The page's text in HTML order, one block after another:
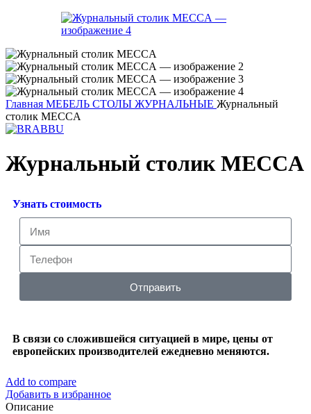
Главная МЕБЕЛЬ СТОЛЫ ЖУРНАЛЬНЫЕ Журнальный
столик MECCA
Журнальный столик MECCA
Узнать стоимость
Отправить
В связи со сложившейся ситуацией в мире, цены от
европейских производителей ежедневно меняются.
Add to compare
Добавить в избранное
Описание